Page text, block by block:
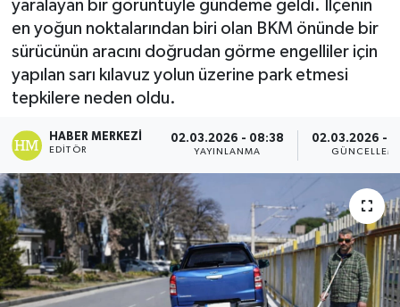
yaralayan bir görüntüyle gündeme geldi. İlçenin
en yoğun noktalarından biri olan BKM önünde bir
sürücünün aracını doğrudan görme engelliler için
yapılan sarı kılavuz yolun üzerine park etmesi
tepkilere neden oldu.
HABER MERKEZI
EDITÖR
02.03.2026 - 08:38
YAYINLANMA
02.03.2026 -
Tüm Manşetler
Son Dakika Haberleri